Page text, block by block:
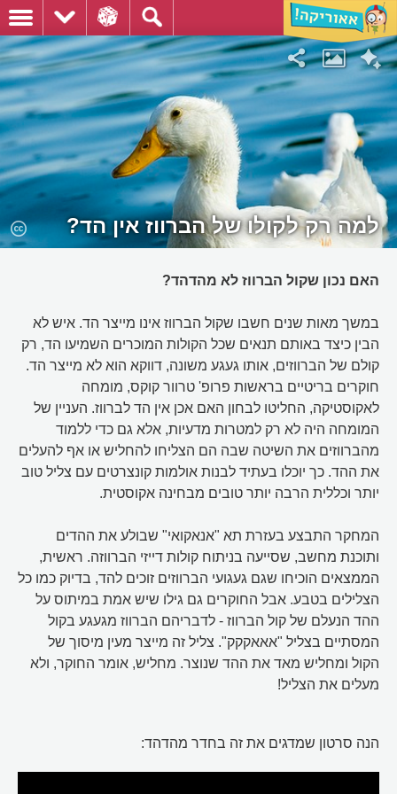
למה רק לקולו של הברווז אין הד?
האם נכון שקול הברווז לא מהדהד?
במשך מאות שנים חשבו שקול הברווז אינו מייצר הד. איש לא
הבין כיצד באותם תנאים שכל הקולות המוכרים השמיעו הד, רק
קולם של הברווזים, אותו געגע משונה, דווקא הוא לא מייצר הד.
חוקרים בריטיים בראשות פרופ' טרוור קוקס, מומחה
לאקוסטיקה, החליטו לבחון האם אכן אין הד לברווז. העניין של
המומחה היה לא רק למטרות מדעיות, אלא גם כדי ללמוד
מהברווזים את השיטה שבה הם הצליחו להחליש או אף להעלים
את ההד. כך יוכלו בעתיד לבנות אולמות קונצרטים עם צליל טוב
יותר וכללית הרבה יותר טובים מבחינה אקוסטית.
המחקר התבצע בעזרת תא "אנאקואי" שבולע את ההדים
ותוכנת מחשב, שסייעה בניתוח קולות דייזי הברווזה. ראשית,
הממצאים הוכיחו שגם געגועי הברווזים זוכים להד, בדיוק כמו כל
הצלילים בטבע. אבל החוקרים גם גילו שיש אמת במיתוס על
ההד הנעלם של קול הברווז - לדבריהם הברווז מגעגע בקול
המסתיים בצליל "אאאקקק". צליל זה מייצר מעין מיסוך של
הקול ומחליש מאד את ההד שנוצר. מחליש, אומר החוקר, ולא
מעלים את הצליל!
הנה סרטון שמדגים את זה בחדר מהדהד: